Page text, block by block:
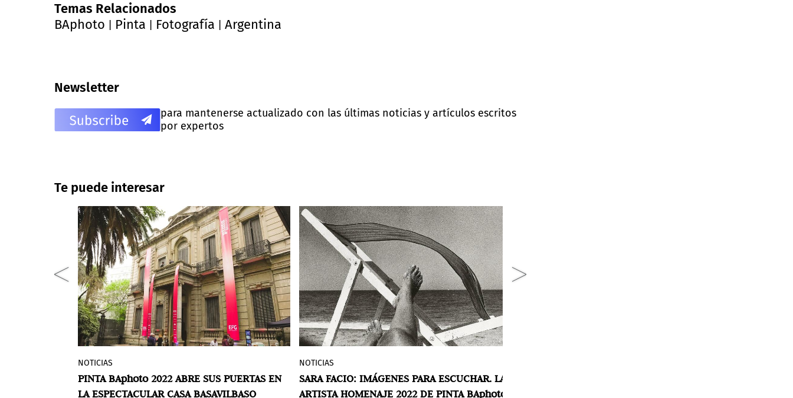
Temas Relacionados
BAphoto
Pinta Fotografía Argentina
Newsletter
para mantenerse actualizado con las últimas noticias y artículos escritos
por expertos
Te puede interesar
Pinta BAphoto
latinoamericana de mayor trayectoria se
podrá visitar del 21 al 25 de septiembre.
NOTICIAS
PINTA BAphoto 2022 ABRE SUS PUERTAS EN
LA ESPECTACULAR CASA BASAVILBASO
Pinta BAPhoto inaugura su edición 2022
con un homenaje a la destacada
fotógrafa Sara Facio. La exhibición está
NOTICIAS
SARA FACIO: IMÁGENES PARA ESCUCHAR. LA
ARTISTA HOMENAJE 2022 DE PINTA BAphoto